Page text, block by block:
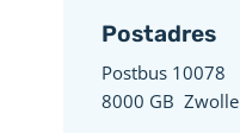
Postadres
Postbus 10078 ­
8000 GB ­ Zwolle